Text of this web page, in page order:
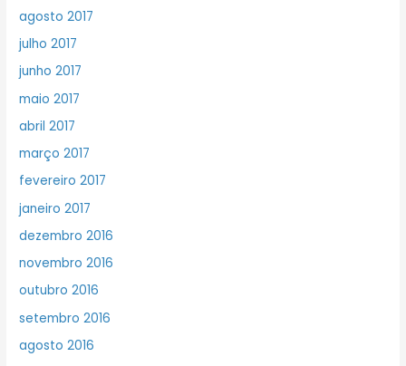
agosto 2017
julho 2017
junho 2017
maio 2017
abril 2017
março 2017
fevereiro 2017
janeiro 2017
dezembro 2016
novembro 2016
outubro 2016
setembro 2016
agosto 2016